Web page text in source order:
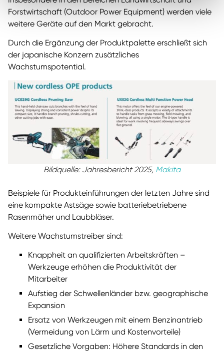
Forstwirtschaft (Outdoor Power Equipment) werden viele
weitere Geräte auf den Markt gebracht.
Durch die Ergänzung der Produktpalette erschließt sich
der japanische Konzern zusätzliches
Wachstumspotential.
Bildquelle: Jahresbericht 2025, Makita
Beispiele für Produkteinführungen der letzten Jahre sind
eine kompakte Astsäge sowie batteriebetriebene
Rasenmäher und Laubbläser.
Weitere Wachstumstreiber sind:
Knappheit an qualifizierten Arbeitskräften –
Werkzeuge erhöhen die Produktivität der
Mitarbeiter
Aufstieg der Schwellenländer bzw. geographische
Expansion
Ersatz von Werkzeugen mit einem Benzinantrieb
(Vermeidung von Lärm und Kostenvorteile)
Gesetzliche Vorgaben: Höhere Standards in den